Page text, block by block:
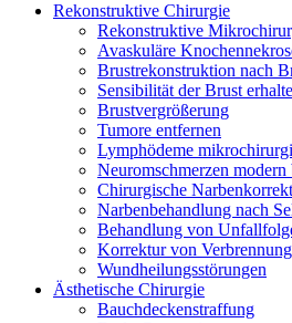
Rekonstruktive Chirurgie
Rekonstruktive
Avaskuläre
Brustrekonstruktion nach
Sensibilität der Brust
Brustvergrößerung
Tumore entfernen
Lymphödeme
Neuromschmerzen modern
Chirurgische
Narbenbehandlung nach
Behandlung von
Korrektur von
Wundheilungsstörungen
Ästhetische Chirurgie
Bauchdeckenstraffung